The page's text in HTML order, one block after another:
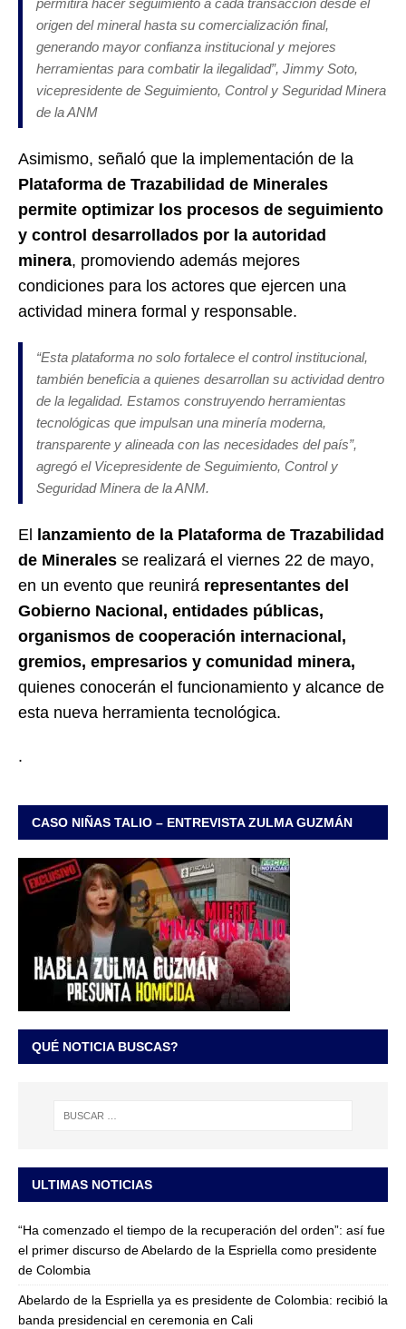
origen del mineral hasta su comercialización final,
generando mayor confianza institucional y mejores
herramientas para combatir la ilegalidad”, Jimmy Soto,
vicepresidente de Seguimiento, Control y Seguridad Minera
de la ANM
Asimismo, señaló que la implementación de la
Plataforma de Trazabilidad de Minerales
permite optimizar los procesos de seguimiento
y control desarrollados por la autoridad
minera, promoviendo además mejores
condiciones para los actores que ejercen una
actividad minera formal y responsable.
“Esta plataforma no solo fortalece el control institucional,
también beneficia a quienes desarrollan su actividad dentro
de la legalidad. Estamos construyendo herramientas
tecnológicas que impulsan una minería moderna,
transparente y alineada con las necesidades del país”,
agregó el Vicepresidente de Seguimiento, Control y
Seguridad Minera de la ANM.
El lanzamiento de la Plataforma de Trazabilidad
de Minerales se realizará el viernes 22 de mayo,
en un evento que reunirá representantes del
Gobierno Nacional, entidades públicas,
organismos de cooperación internacional,
gremios, empresarios y comunidad minera,
quienes conocerán el funcionamiento y alcance de
esta nueva herramienta tecnológica.
.
CASO NIÑAS TALIO – ENTREVISTA ZULMA GUZMÁN
QUÉ NOTICIA BUSCAS?
ULTIMAS NOTICIAS
“Ha comenzado el tiempo de la recuperación del orden”: así fue
el primer discurso de Abelardo de la Espriella como presidente
de Colombia
Abelardo de la Espriella ya es presidente de Colombia: recibió la
banda presidencial en ceremonia en Cali